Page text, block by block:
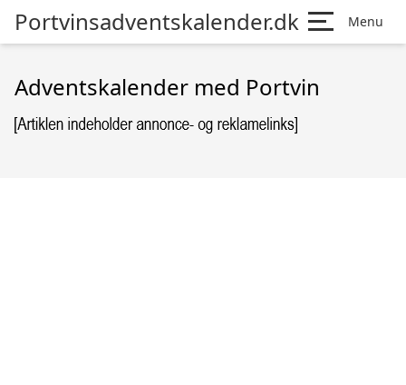
Portvinsadventskalender.dk Menu
Adventskalender med Portvin